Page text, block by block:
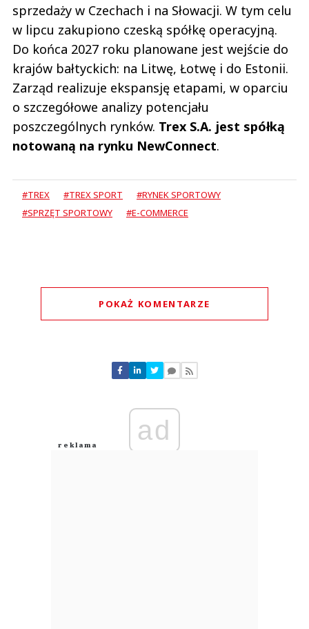
sprzedaży w Czechach i na Słowacji. W tym celu
w lipcu zakupiono czeską spółkę operacyjną.
Do końca 2027 roku planowane jest wejście do
krajów bałtyckich: na Litwę, Łotwę i do Estonii.
Zarząd realizuje ekspansję etapami, w oparciu
o szczegółowe analizy potencjału
poszczególnych rynków. Trex S.A. jest spółką
notowaną na rynku NewConnect.
#TREX #TREX SPORT
#RYNEK SPORTOWY
#SPRZĘT SPORTOWY
#E-COMMERCE
POKAŻ KOMENTARZE
Nie znaleziono komentarzy
Zostaw swoje komentarze
Anuluj
ad